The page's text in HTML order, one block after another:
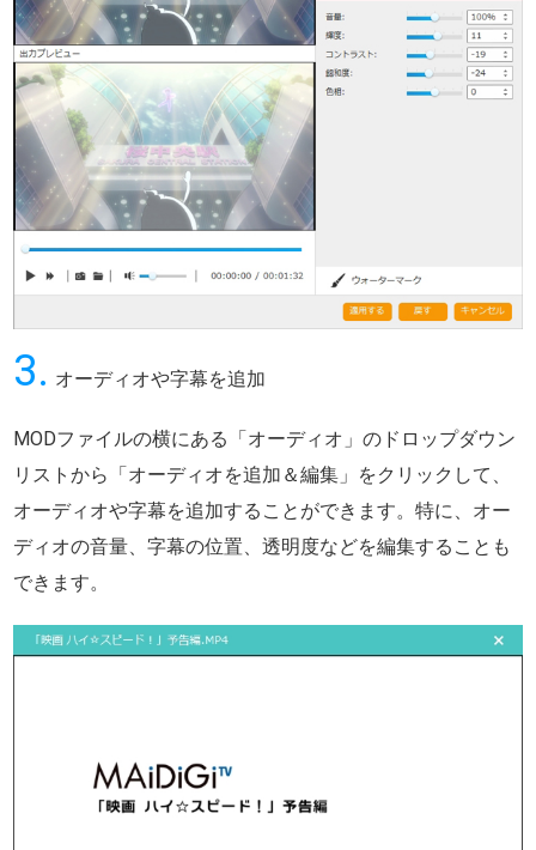
3. オーディオや字幕を追加
MODファイルの横にある「オーディオ」のドロップダウン
リストから「オーディオを追加＆編集」をクリックして、
オーディオや字幕を追加することができます。特に、オー
ディオの音量、字幕の位置、透明度などを編集することも
できます。